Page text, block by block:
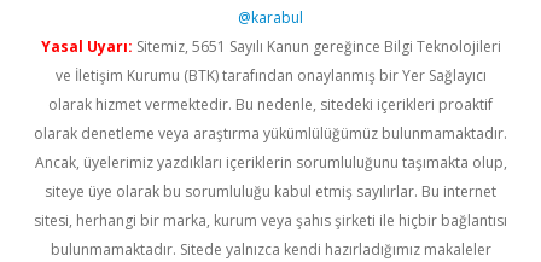
@karabul
Yasal Uyarı: Sitemiz, 5651 Sayılı Kanun gereğince Bilgi Teknolojileri
ve İletişim Kurumu (BTK) tarafından onaylanmış bir Yer Sağlayıcı
olarak hizmet vermektedir. Bu nedenle, sitedeki içerikleri proaktif
olarak denetleme veya araştırma yükümlülüğümüz bulunmamaktadır.
Ancak, üyelerimiz yazdıkları içeriklerin sorumluluğunu taşımakta olup,
siteye üye olarak bu sorumluluğu kabul etmiş sayılırlar. Bu internet
sitesi, herhangi bir marka, kurum veya şahıs şirketi ile hiçbir bağlantısı
bulunmamaktadır. Sitede yalnızca kendi hazırladığımız makaleler